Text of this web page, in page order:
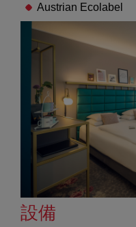
Austrian Ecolabel
設備